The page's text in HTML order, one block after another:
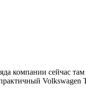
компании сейчас
Volkswagen